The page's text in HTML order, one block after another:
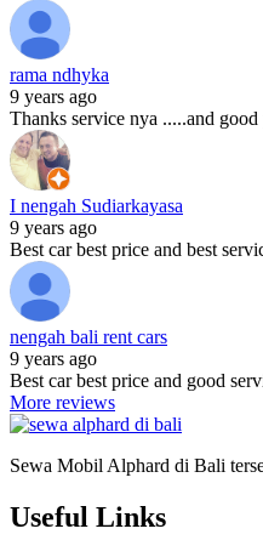
rama ndhyka
9 years ago
Thanks service nya .....and good
I nengah Sudiarkayasa
9 years ago
Best car best price and best
nengah bali rent cars
9 years ago
Best car best price and good
More reviews
Sewa Mobil Alphard di Bali
Useful Links